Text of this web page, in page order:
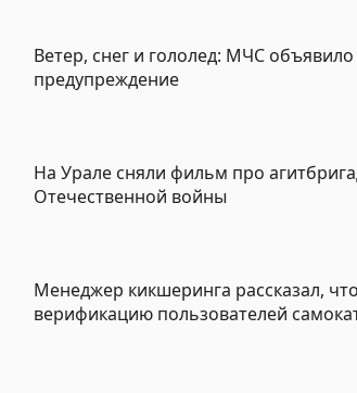
Ветер, снег и гололед: МЧС
предупреждение
На Урале сняли фильм про
Отечественной войны
Менеджер кикшеринга рассказал,
верификацию пользователей